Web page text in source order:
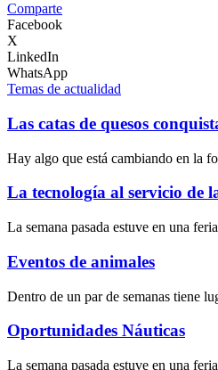
Comparte
Facebook
X
LinkedIn
WhatsApp
Temas de actualidad
Las catas de quesos
Hay algo que está cambiando en la
La tecnología al servicio de
La semana pasada estuve en una
Eventos de animales
Dentro de un par de semanas tiene
Oportunidades Náuticas
La semana pasada estuve en una